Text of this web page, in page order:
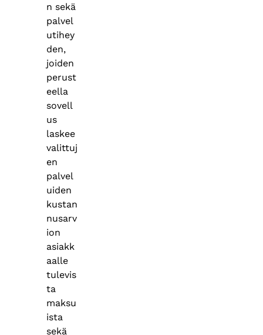
n sekä
palvel
utihey
den,
joiden
perust
eella
sovell
us
laskee
valittuj
en
palvel
uiden
kustan
nusarv
ion
asiakk
aalle
tulevis
ta
maksu
ista
sekä